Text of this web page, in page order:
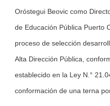
Oróstegui Beovic como
de Educación Pública Puerto
proceso de selección
Alta Dirección Pública,
establecido en la Ley N.°
conformación de una terna